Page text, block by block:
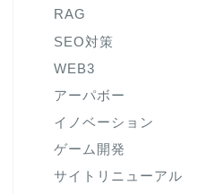
RAG
SEO対策
WEB3
アーパボー
イノベーション
ゲーム開発
サイトリニューアル